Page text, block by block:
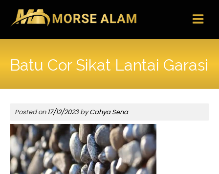
content
Batu Cor Sikat Lantai Garasi
Posted on17/12/2023byCahya Sena